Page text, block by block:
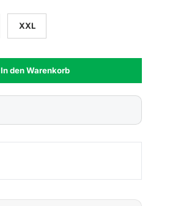
XXL
In den Warenkorb